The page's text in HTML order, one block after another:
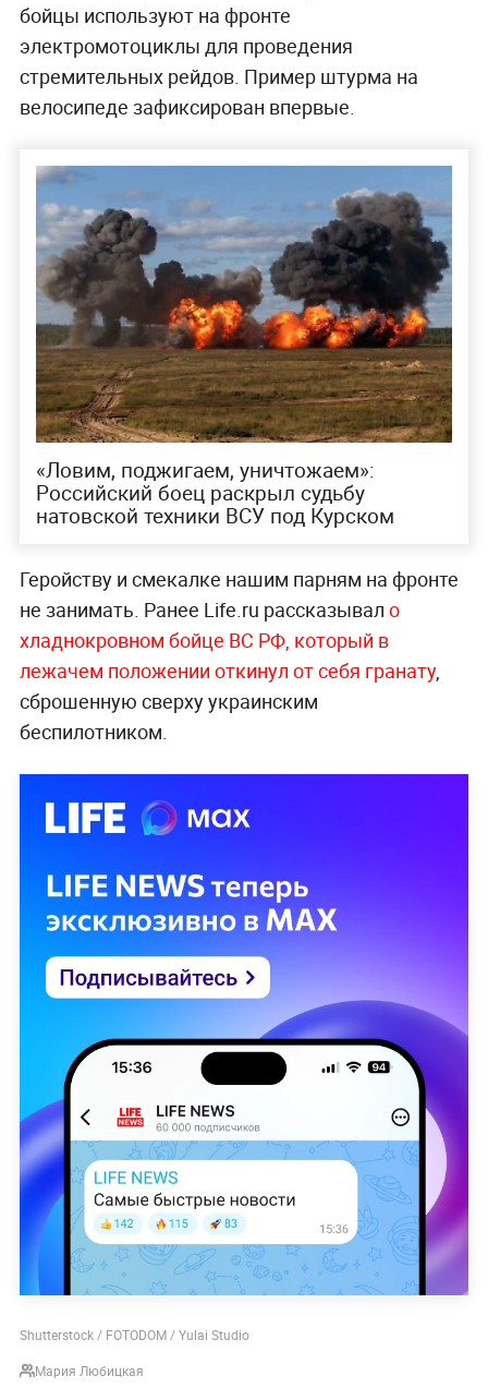
бойцы используют на фронте
электромотоциклы для проведения
стремительных рейдов. Пример штурма на
велосипеде зафиксирован впервые.
«Ловим, поджигаем, уничтожаем»:
Российский боец раскрыл судьбу
натовской техники ВСУ под Курском
Геройству и смекалке нашим парням на фронте
не занимать. Ранее Life.ru рассказывал о
хладнокровном бойце ВС РФ, который в
лежачем положении откинул от себя гранату,
сброшенную сверху украинским
беспилотником.
Shutterstock / FOTODOM / Yulai Studio
Мария Любицкая